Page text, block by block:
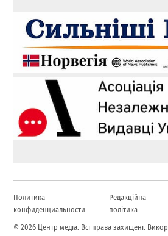
Политика
конфиденциальности
Редакційна
політика
© 2026 Центр медіа. Всі права захищені.